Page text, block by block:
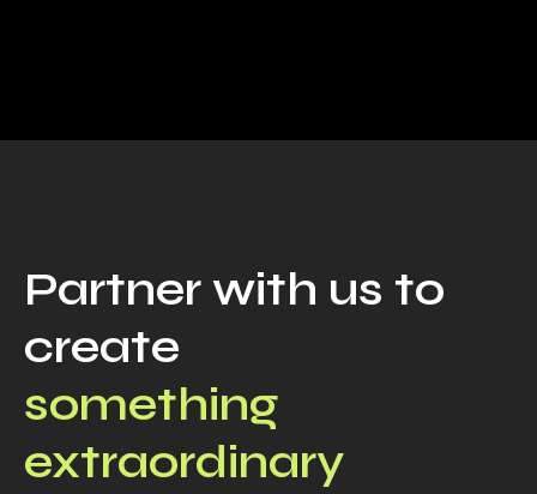
Partner with us to
create
something
extraordinary